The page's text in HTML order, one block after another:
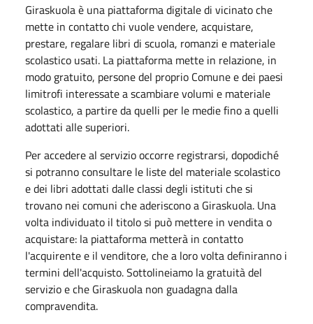
Giraskuola è una piattaforma digitale di vicinato che
mette in contatto chi vuole vendere, acquistare,
prestare, regalare libri di scuola, romanzi e materiale
scolastico usati. La piattaforma mette in relazione, in
modo gratuito, persone del proprio Comune e dei paesi
limitrofi interessate a scambiare volumi e materiale
scolastico, a partire da quelli per le medie fino a quelli
adottati alle superiori.
Per accedere al servizio occorre registrarsi, dopodiché
si potranno consultare le liste del materiale scolastico
e dei libri adottati dalle classi degli istituti che si
trovano nei comuni che aderiscono a Giraskuola. Una
volta individuato il titolo si può mettere in vendita o
acquistare: la piattaforma metterà in contatto
l'acquirente e il venditore, che a loro volta definiranno i
termini dell'acquisto. Sottolineiamo la gratuità del
servizio e che Giraskuola non guadagna dalla
compravendita.